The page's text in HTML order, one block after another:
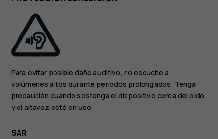
Para evitar posible daño auditivo, no escuche a
volúmenes altos durante períodos prolongados. Tenga
precaución cuando sostenga el dispositivo cerca del oído
y el altavoz esté en uso.
SAR